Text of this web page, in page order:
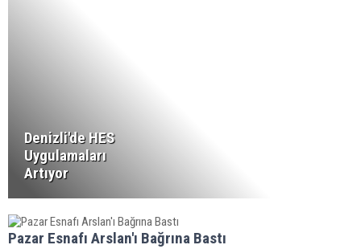
Denizli'de HES
Uygulamaları
Artıyor
Pazar Esnafı Arslan'ı Bağrına Bastı